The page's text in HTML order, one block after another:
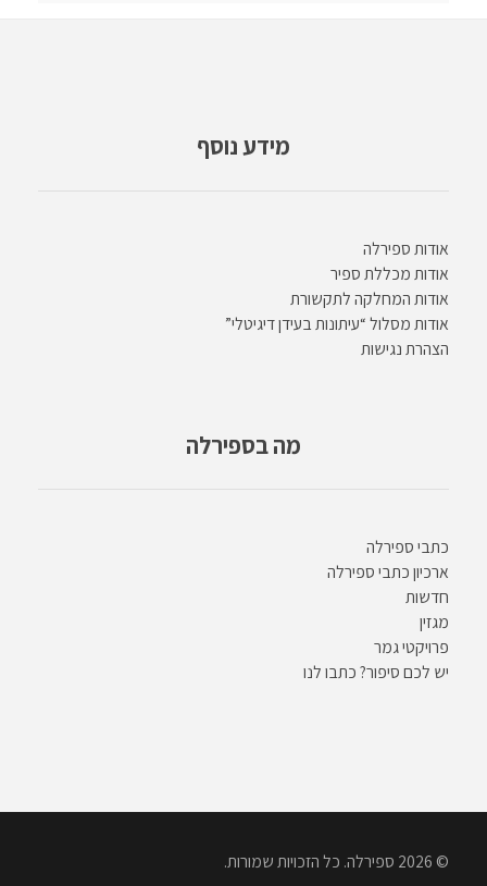
מידע נוסף
אודות ספירלה
אודות מכללת ספיר
אודות המחלקה לתקשורת
אודות מסלול “עיתונות בעידן דיגיטלי”
הצהרת נגישות
מה בספירלה
כתבי ספירלה
ארכיון כתבי ספירלה
חדשות
מגזין
פרויקטי גמר
יש לכם סיפור? כתבו לנו
© 2026 ספירלה. כל הזכויות שמורות.